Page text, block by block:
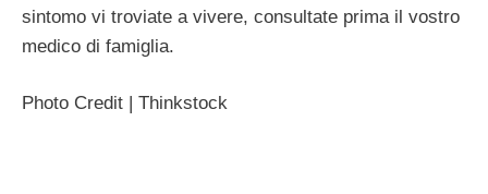
sintomo vi troviate a vivere, consultate prima il vostro
medico di famiglia.
Photo Credit | Thinkstock